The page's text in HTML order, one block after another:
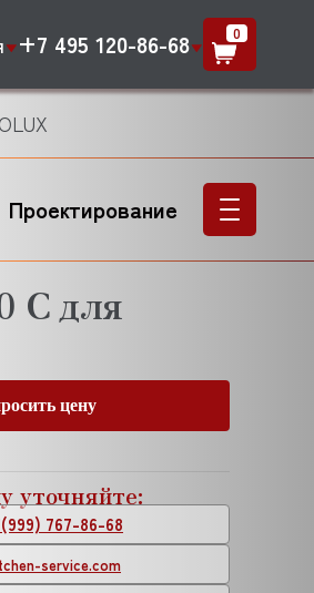
+7 495 120-86-68 0
Проектирование
С для
цену
уточняйте:
767-86-68
service.com